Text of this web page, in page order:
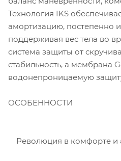
Технология IKS
амортизацию, постепенно
поддерживая вес тела во
система защиты от
стабильность, а мембрана
водонепроницаемую
ОСОБЕННОСТИ
Революция в комфорте и